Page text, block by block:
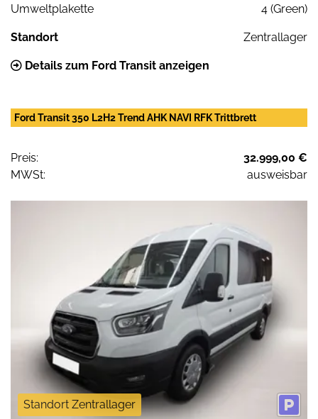
Umweltplakette
4 (Green)
Standort Zentrallager
Details zum Ford Transit anzeigen
Ford Transit 350 L2H2 Trend AHK NAVI RFK Trittbrett
Preis:
32.999,00 €
MWSt:
ausweisbar
Standort Zentrallager